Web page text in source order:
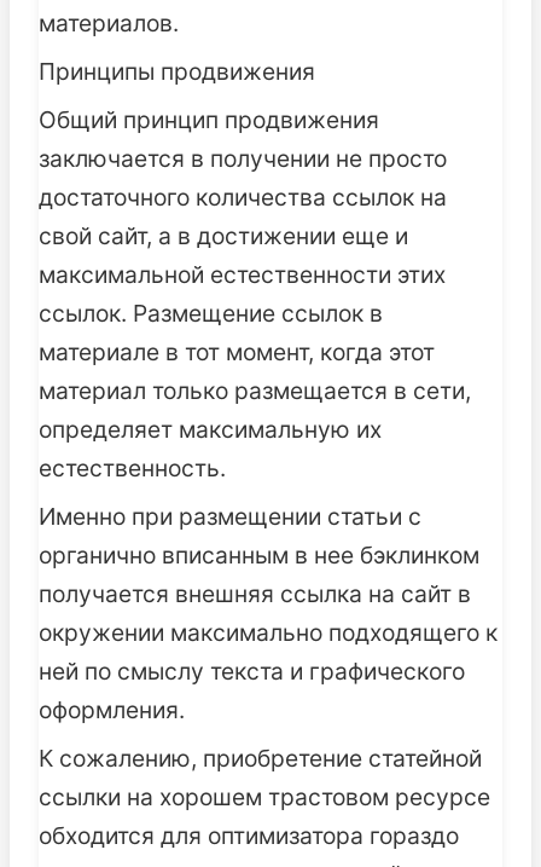
материалов.
Принципы продвижения
Общий принцип продвижения
заключается в получении не просто
достаточного количества ссылок на
свой сайт, а в достижении еще и
максимальной естественности этих
ссылок. Размещение ссылок в
материале в тот момент, когда этот
материал только размещается в сети,
определяет максимальную их
естественность.
Именно при размещении статьи с
органично вписанным в нее бэклинком
получается внешняя ссылка на сайт в
окружении максимально подходящего к
ней по смыслу текста и графического
оформления.
К сожалению, приобретение статейной
ссылки на хорошем трастовом ресурсе
обходится для оптимизатора гораздо